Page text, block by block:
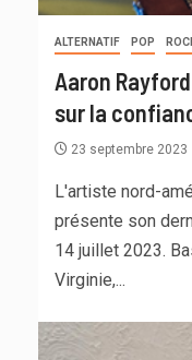
ALTERNATIF POP
Aaron
sur la
23 septembre 2023
L'artiste nord-
présente son
14 juillet 2023.
Virginie,...